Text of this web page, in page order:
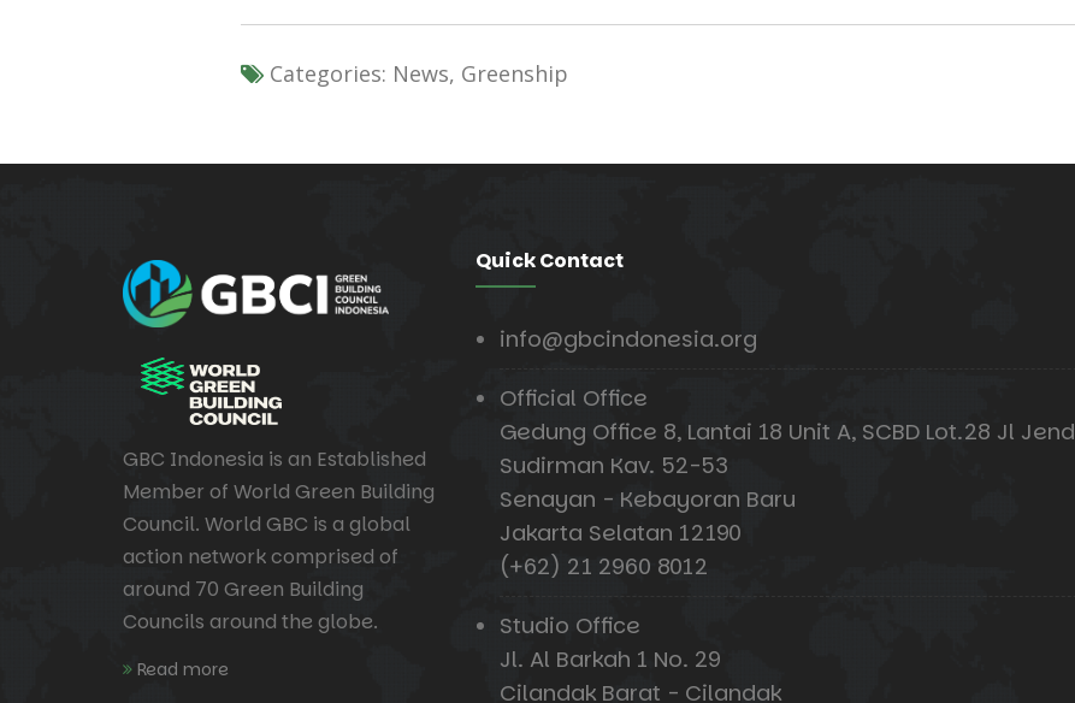
Categories: News, Greenship
GBC Indonesia is an Established
Member of World Green Building
Council. World GBC is a global
action network comprised of
around 70 Green Building
Councils around the globe.
Read more
Quick Contact
info@gbcindonesia.org
Official Office
Gedung Office 8, Lantai 18 Unit A, SCBD Lot.28 Jl Jend
Sudirman Kav. 52-53
Senayan - Kebayoran Baru
Jakarta Selatan 12190
(+62) 21 2960 8012
Studio Office
Jl. Al Barkah 1 No. 29
Cilandak Barat - Cilandak